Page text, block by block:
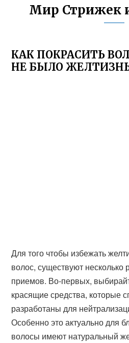
Мир Стрижек
КАК ПОКРАСИТЬ
НЕ БЫЛО
Для того чтобы избежать
волос, существуют несколько
приемов. Во-первых,
красящие средства, которые
разработаны для
Особенно это актуально для
волосы имеют натуральный